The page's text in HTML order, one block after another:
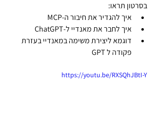
בסרטון תראו:
איך להגדיר את חיבור ה-MCP
איך לחבר את מאנדיי ל-ChatGPT
דוגמא ליצירת משימה במאנדיי בעזרת
פקודה ל GPT
https://youtu.be/RXSQhJBtI-Y